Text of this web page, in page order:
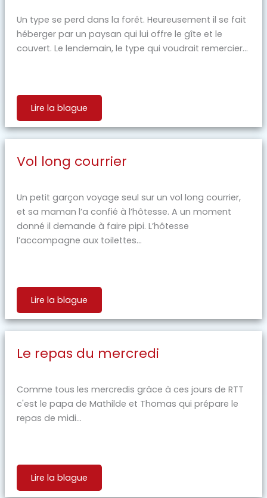
Un type se perd dans la forêt. Heureusement il se fait
héberger par un paysan qui lui offre le gîte et le
couvert. Le lendemain, le type qui voudrait remercier...
Lire la blague
Vol long courrier
Un petit garçon voyage seul sur un vol long courrier,
et sa maman l’a confié à l’hôtesse. A un moment
donné il demande à faire pipi. L’hôtesse
l’accompagne aux toilettes...
Lire la blague
Le repas du mercredi
Comme tous les mercredis grâce à ces jours de RTT
c'est le papa de Mathilde et Thomas qui prépare le
repas de midi...
Lire la blague